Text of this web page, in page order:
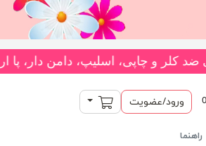
تنوع بادی‌های یکسره فانتزی را از فروشگاه ما بخواهید! 👗 متنوع‌ترین
ورود/عضویت سبد خرید
راهنما